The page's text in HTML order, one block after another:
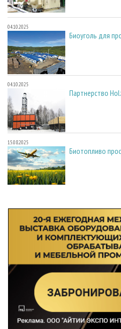
04.10.2025
Биоуголь для
04.10.2025
Партнерство
15.08.2025
Биотопливо